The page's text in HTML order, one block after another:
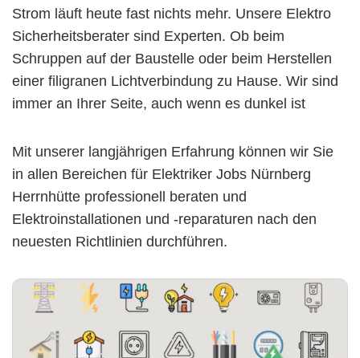
Strom läuft heute fast nichts mehr. Unsere Elektro
Sicherheitsberater sind Experten. Ob beim
Schruppen auf der Baustelle oder beim Herstellen
einer filigranen Lichtverbindung zu Hause. Wir sind
immer an Ihrer Seite, auch wenn es dunkel ist
Mit unserer langjährigen Erfahrung können wir Sie
in allen Bereichen für Elektriker Jobs Nürnberg
Herrnhütte professionell beraten und
Elektroinstallationen und -reparaturen nach den
neuesten Richtlinien durchführen.